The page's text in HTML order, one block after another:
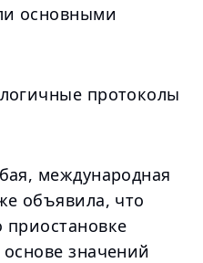
основными
протоколы
международная
объявила, что
значений